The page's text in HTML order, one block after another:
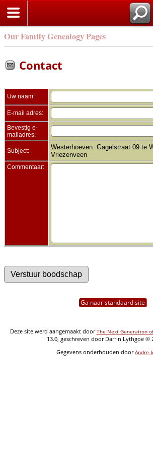
Our Family Genealogy Pages
Contact
Uw naam:
E-mail adres:
Bevestig e-
mailadres:
Subject:
Westerhoeven: Gagelstraat 09 te
Vriezenveen
Commentaar:
Ga naar standaard site
Deze site werd aangemaakt doorThe Next Generation
13.0, geschreven door Darrin Lythgoe ©
Gegevens onderhouden doorAndre